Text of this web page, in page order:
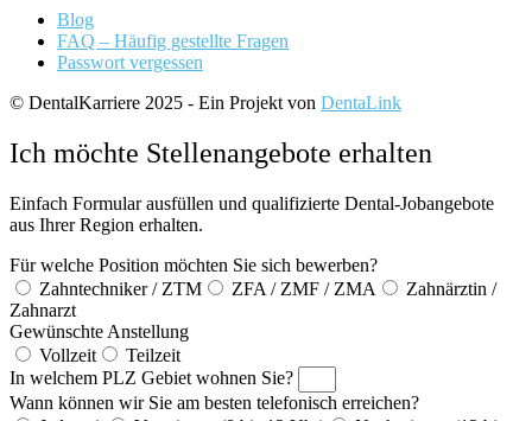
Blog
FAQ – Häufig gestellte Fragen
Passwort vergessen
© DentalKarriere 2025 - Ein Projekt von DentaLink
Ich möchte Stellenangebote erhalten
Einfach Formular ausfüllen und qualifizierte Dental-Jobangebote
aus Ihrer Region erhalten.
Für welche Position möchten Sie sich bewerben?
Zahntechniker / ZTM
ZFA / ZMF / ZMA
Zahnärztin /
Zahnarzt
Gewünschte Anstellung
Vollzeit
Teilzeit
In welchem PLZ Gebiet wohnen Sie?
Wann können wir Sie am besten telefonisch erreichen?